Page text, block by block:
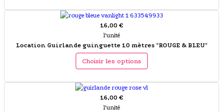
16,00 €
l'unité
Location Guirlande guinguette 10 mètres "ROUGE & BLEU"
Choisir les options
16,00 €
l'unité